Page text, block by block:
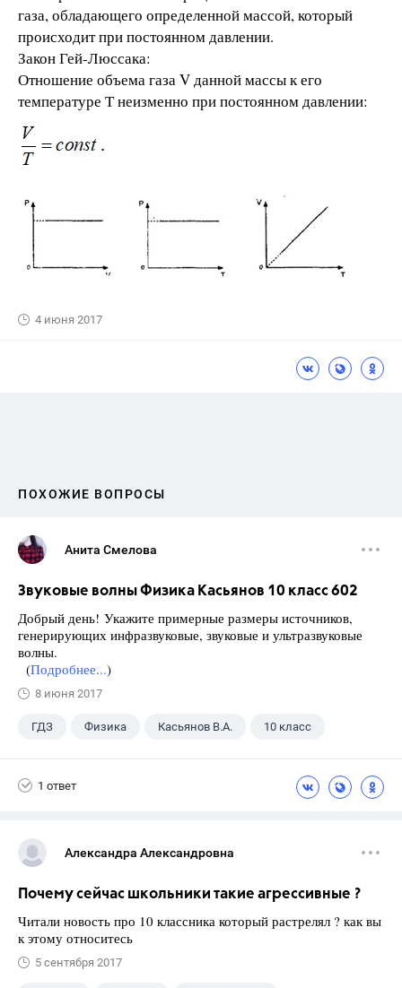
газа, обладающего определенной массой, который
происходит при постоянном давлении.
Закон Гей-Люссака:
Отношение объема газа V данной массы к его
температуре Т неизменно при постоянном давлении:
4 июня 2017
ПОХОЖИЕ ВОПРОСЫ
Анита Смелова
Звуковые волны Физика Касьянов 10 класс 602
Добрый день! Укажите примерные размеры источников,
генерирующих инфразвуковые, звуковые и ультразвуковые
волны.
(Подробнее...)
8 июня 2017
ГДЗ Физика Касьянов В.А. 10 класс
1 ответ
Александра Александровна
Почему сейчас школьники такие агрессивные ?
Читали новость про 10 классника который растрелял ? как вы
к этому относитесь
5 сентября 2017